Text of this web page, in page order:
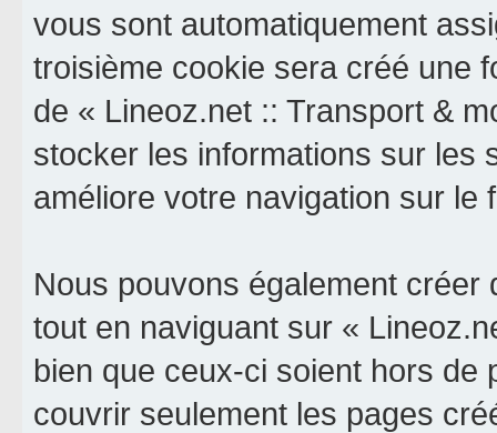
vous sont automatiquement
troisième cookie sera créé une
de « Lineoz.net :: Transport &
stocker les informations sur les
améliore votre navigation sur le
Nous pouvons également
tout en naviguant sur «
bien que ceux-ci soient hors de
couvrir seulement les pages